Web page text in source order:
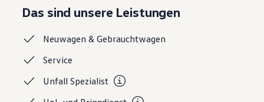
Digitale Betriebsanleitung
Live Beratung
Lifestyle
Familie
Volkswagen R
Das sind unsere Leistungen
Neuwagen &Gebrauchtwagen
Service
UnfallSpezialist